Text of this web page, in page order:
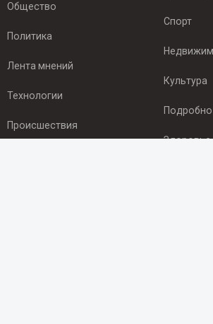
Общество
Политика
Лента мнений
Технологии
Происшествия
Спорт
Культура
Подробно
Здоровье